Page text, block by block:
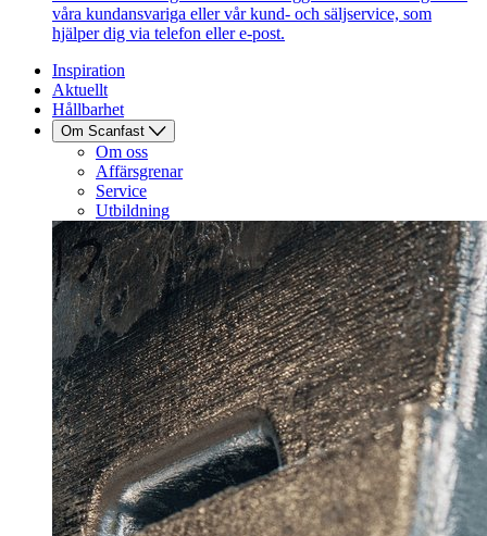
våra kundansvariga eller vår kund- och säljservice, som
hjälper dig via telefon eller e-post.
Inspiration
Aktuellt
Hållbarhet
Om Scanfast
Om oss
Affärsgrenar
Service
Utbildning